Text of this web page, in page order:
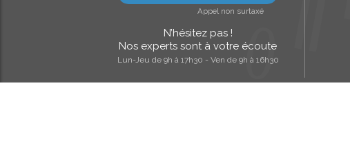
Appel non surtaxé
N’hésitez pas !
Nos experts sont à votre écoute
Lun-Jeu de 9h à 17h30 - Ven de 9h à 16h30